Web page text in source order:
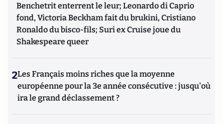
Benchetrit enterrent le leur; Leonardo di Caprio
fond, Victoria Beckham fait du brukini, Cristiano
Ronaldo du bisco-fils; Suri ex Cruise joue du
Shakespeare queer
2Les Français moins riches que la moyenne
européenne pour la 3e année consécutive : jusqu'où
ira le grand déclassement ?